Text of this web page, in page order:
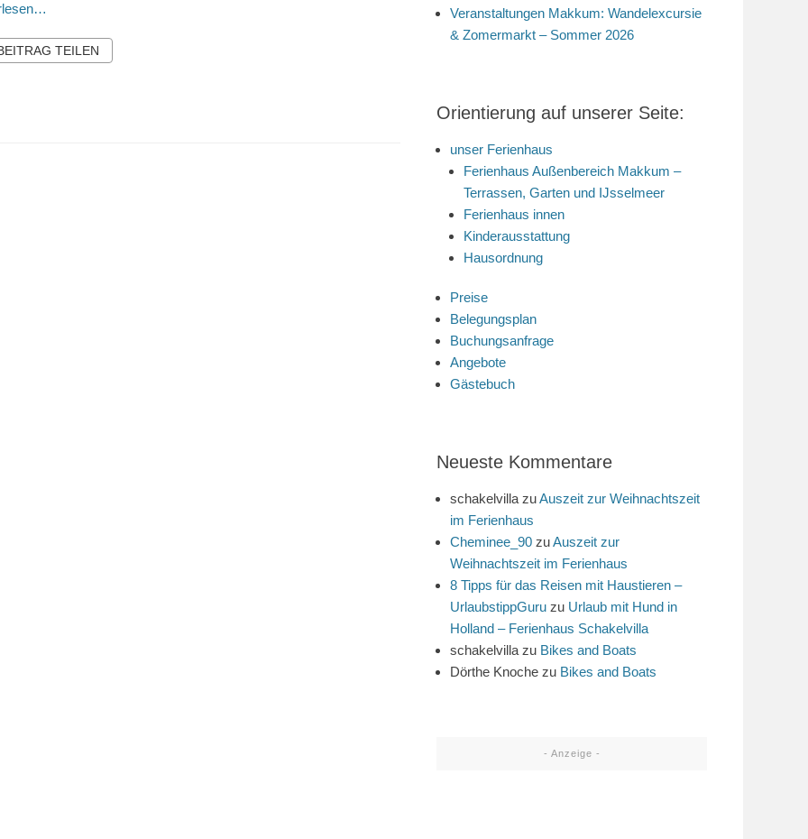
TEILEN
Veranstaltungen Makkum: Wandelexcursie
& Zomermarkt – Sommer 2026
Orientierung auf unserer Seite:
unser Ferienhaus
Ferienhaus Außenbereich Makkum –
Terrassen, Garten und IJsselmeer
Ferienhaus innen
Kinderausstattung
Hausordnung
Preise
Belegungsplan
Buchungsanfrage
Angebote
Gästebuch
Neueste Kommentare
schakelvilla zuAuszeit zur Weihnachtszeit
im Ferienhaus
Cheminee_90 zuAuszeit zur
Weihnachtszeit im Ferienhaus
8 Tipps für das Reisen mit Haustieren –
UrlaubstippGuru zu Urlaub mit Hund in
Holland – Ferienhaus Schakelvilla
schakelvilla zu Bikes and Boats
Dörthe Knoche zu Bikes and Boats
- Anzeige -